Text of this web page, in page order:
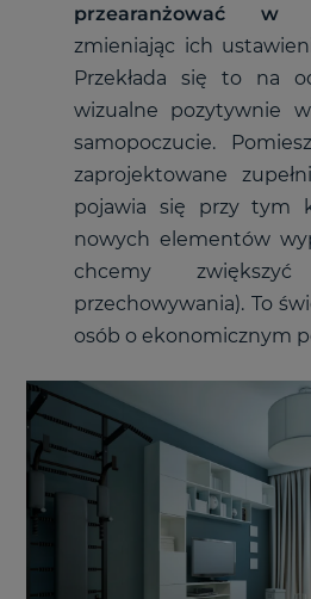
przearanżować w
zmieniając ich
Przekłada się to na
wizualne pozytywnie
samopoczucie.
zaprojektowane
pojawia się przy tym
nowych elementów
chcemy
przechowywania). To
osób o ekonomicznym